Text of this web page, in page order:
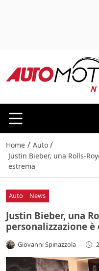
Home / Auto /
Justin Bieber, una Rolls-
estrema
Auto News
Justin Bieber, una
personalizzazione è
Giovanni Spinazzola -